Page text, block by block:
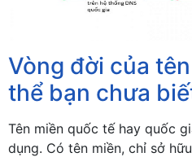
Vòng đời của
thể bạn chưa
Tên miền quốc tế hay quốc
dụng. Có tên miền, chỉ sở